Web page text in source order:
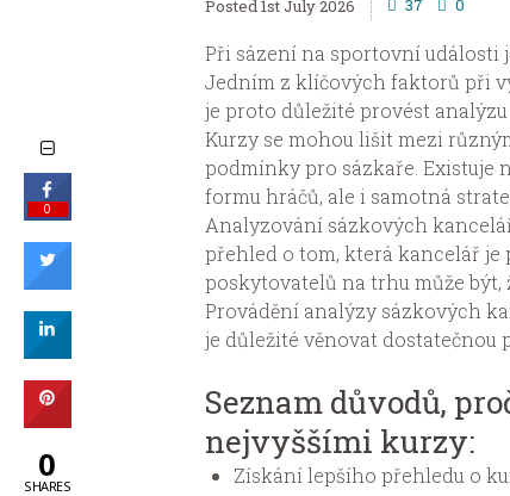
1st July 2026
Při sázení na sportovní události
Jedním z klíčových faktorů při
je proto důležité provést
Kurzy se mohou lišit mezi
podmínky pro sázkaře. Existuje
formu hráčů, ale i samotná
Analyzování sázkových
přehled o tom, která kancelář
poskytovatelů na trhu může
Provádění analýzy sázkových
je důležité věnovat dostatečnou
Seznam důvodů,
nejvyššími kurzy:
Získání lepšího přehledu o
0
0
SHARES